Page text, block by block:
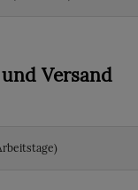
Versand